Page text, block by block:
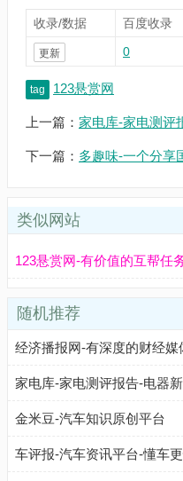
收录/数据 百度收录
更新 0
tag 123悬赏网
上一篇： 家电库-家电测评
下一篇： 多趣味-一个分享
类似网站
123悬赏网-有价值的互帮任
随机推荐
经济播报网-有深度的财经媒
家电库-家电测评报告-电器
金米豆-汽车知识原创平台
车评报-汽车资讯平台-懂车